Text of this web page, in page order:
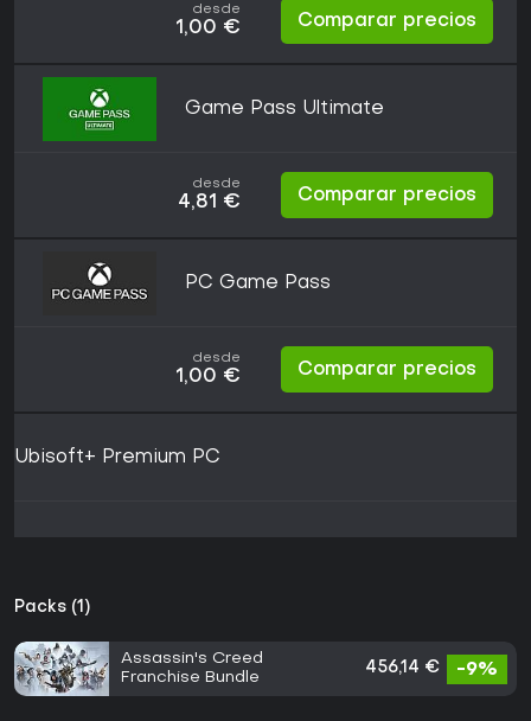
desde
1,00 € Comparar precios
Game Pass Ultimate
desde
4,81 € Comparar precios
PC Game Pass
desde
1,00 € Comparar precios
Ubisoft+ Premium PC
Packs (1)
Assassin's Creed
Franchise Bundle
456,14 € -9%